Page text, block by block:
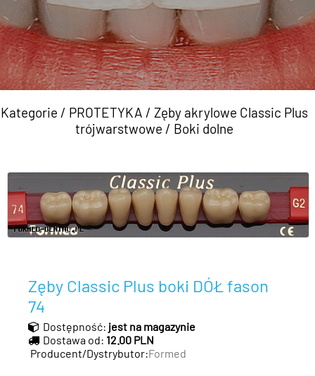
Kategorie / PROTETYKA / Zęby akrylowe Classic Plus
trójwarstwowe / Boki dolne
Zęby Classic Plus boki DÓŁ fason
74
Dostępność: jest na magazynie
Dostawa od: 12.00 PLN
Producent/Dystrybutor:Formed